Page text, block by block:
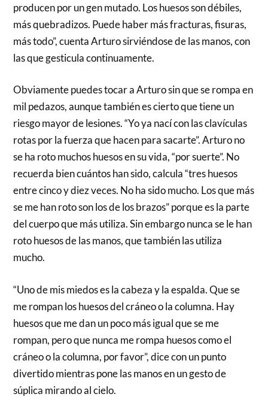
producen por un gen mutado. Los huesos son débiles,
más quebradizos. Puede haber más fracturas, fisuras,
más todo”, cuenta Arturo sirviéndose de las manos, con
las que gesticula continuamente.
Obviamente puedes tocar a Arturo sin que se rompa en
mil pedazos, aunque también es cierto que tiene un
riesgo mayor de lesiones. “Yo ya nací con las clavículas
rotas por la fuerza que hacen para sacarte”. Arturo no
se ha roto muchos huesos en su vida, “por suerte”. No
recuerda bien cuántos han sido, calcula “tres huesos
entre cinco y diez veces. No ha sido mucho. Los que más
se me han roto son los de los brazos” porque es la parte
del cuerpo que más utiliza. Sin embargo nunca se le han
roto huesos de las manos, que también las utiliza
mucho.
“Uno de mis miedos es la cabeza y la espalda. Que se
me rompan los huesos del cráneo o la columna. Hay
huesos que me dan un poco más igual que se me
rompan, pero que nunca me rompa huesos como el
cráneo o la columna, por favor”, dice con un punto
divertido mientras pone las manos en un gesto de
súplica mirando al cielo.